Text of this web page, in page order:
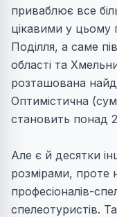
приваблює все
цікавими у цьому
Поділля, а саме
області та
розташована
Оптимістична
становить понад
Але є й десятки
розмірами, проте
професіоналів-
спелеотуристів.